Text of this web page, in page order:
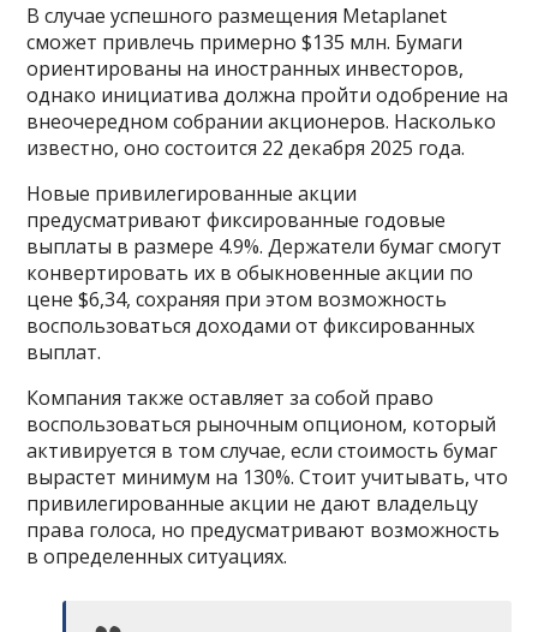
В случае успешного размещения Metaplanet
сможет привлечь примерно $135 млн. Бумаги
ориентированы на иностранных инвесторов,
однако инициатива должна пройти одобрение на
внеочередном собрании акционеров. Насколько
известно, оно состоится 22 декабря 2025 года.
Новые привилегированные акции
предусматривают фиксированные годовые
выплаты в размере 4.9%. Держатели бумаг смогут
конвертировать их в обыкновенные акции по
цене $6,34, сохраняя при этом возможность
воспользоваться доходами от фиксированных
выплат.
Компания также оставляет за собой право
воспользоваться рыночным опционом, который
активируется в том случае, если стоимость бумаг
вырастет минимум на 130%. Стоит учитывать, что
привилегированные акции не дают владельцу
права голоса, но предусматривают возможность
в определенных ситуациях.